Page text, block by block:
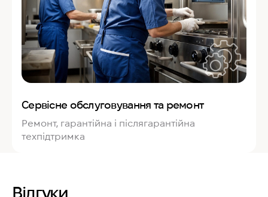
Сервісне обслуговування та ремонт
Ремонт, гарантійна і післягарантійна
техпідтримка
Відгуки